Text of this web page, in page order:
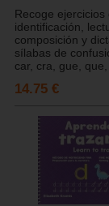
Recoge ejercicios
identificación,
composición y
sílabas de
car, cra, gue,
14.75 €